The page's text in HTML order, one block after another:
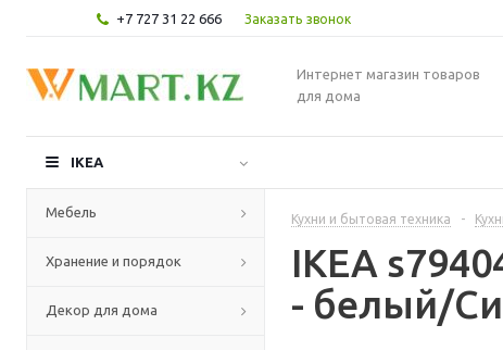
+7 727 31 22 666 Заказать звонок
Интернет магазин товаров
для дома
IKEA
Мебель
Хранение и порядок
Декор для дома
Кухни и бытовая техника -
IKEA
- белый/